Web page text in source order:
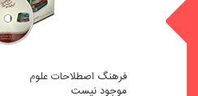
فرهنگ اصطلاحات علوم
موجود نیست